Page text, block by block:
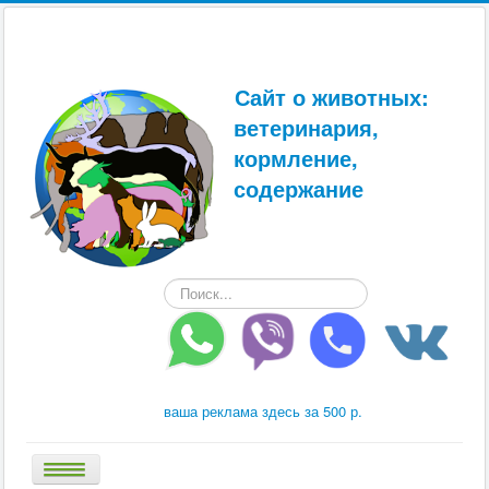
Сайт о животных:
ветеринария,
кормление,
содержание
Искать...
ваша реклама здесь за 500 р.